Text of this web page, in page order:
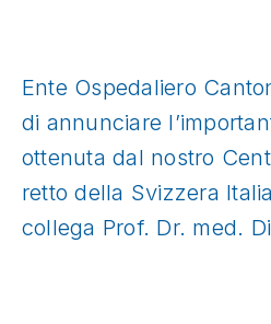
Ente Ospedaliero
di annunciare
ottenuta dal nostro
retto della Svizzera
collega Prof. Dr. med.